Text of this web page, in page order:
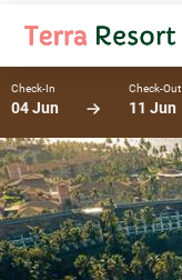
Check-In
04 Jun
Check-Out
11 Jun